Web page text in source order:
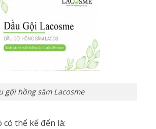
gội hồng sâm Lacosme
có thể kể đến là: